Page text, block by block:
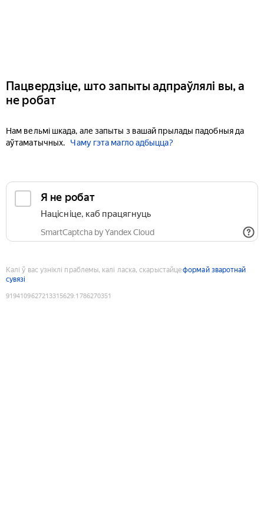
Пацвердзіце, што запыты адпраўлялі вы, а
не робат
Нам вельмі шкада, але запыты з вашай прылады падобныя да
аўтаматычных.
Чаму гэта магло адбыцца?
Я не робат
Націсніце, каб працягнуць
SmartCaptcha by Yandex Cloud
Калі ў вас узніклі праблемы, калі ласка, скарыстайцеформай зваротнай
сувязі
9194109627213315629:1786270351